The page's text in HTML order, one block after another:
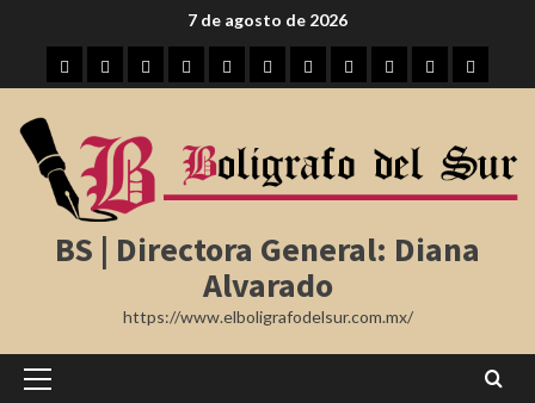
contenido
7 de agosto de 2026
InicioTampicoMaderoAltamiraTamaulipas
RegiónNota MéxicoInternacional
Farándula
BS | Directora General: Diana
Alvarado
https://www.elboligrafodelsur.com.mx/
Menú